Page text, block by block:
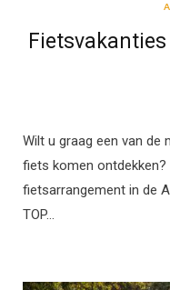
Wilt u graag een van de
fiets komen ontdekken?
fietsarrangement in de
TOP…